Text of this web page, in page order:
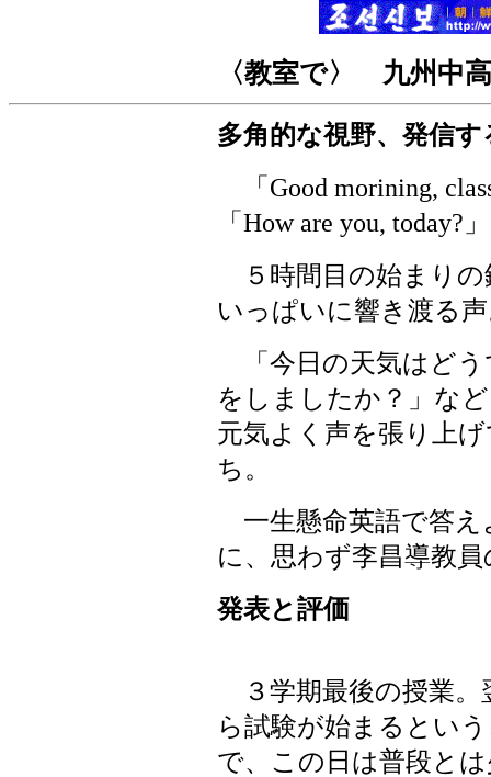
〈教室で〉 九州中
多角的な視野、発信
「Good morining,
「How are you, today?
５時間目の始まりの
いっぱいに響き渡る
「今日の天気はどう
をしましたか？」な
元気よく声を張り上
ち。
一生懸命英語で答え
に、思わず李昌導教
発表と評価
３学期最後の授業。
ら試験が始まるとい
で、この日は普段と